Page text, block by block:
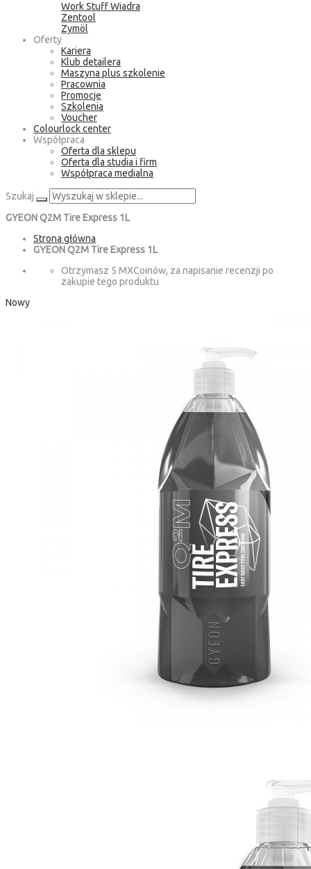
Work Stuff Wiadra
Zentool
Zymöl
Oferty
Kariera
Klub detailera
Maszyna plus szkolenie
Pracownia
Promocje
Szkolenia
Voucher
Colourlock center
Współpraca
Oferta dla sklepu
Oferta dla studia i firm
Współpraca medialna
Szukaj
GYEON Q2M Tire Express 1L
Strona główna
GYEON Q2M Tire Express 1L
Otrzymasz 5 MXCoinów, za napisanie recenzji po
zakupie tego produktu
Nowy